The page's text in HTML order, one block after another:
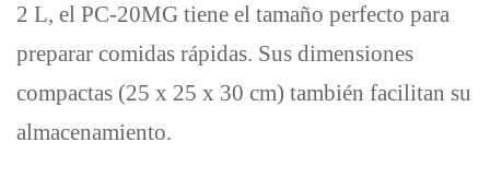
2 L, el PC-20MG tiene el tamaño perfecto para
preparar comidas rápidas. Sus dimensiones
compactas (25 x 25 x 30 cm) también facilitan su
almacenamiento.